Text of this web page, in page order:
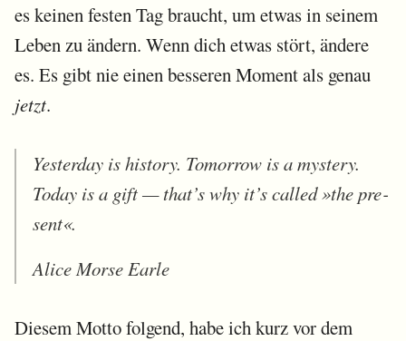
es keinen festen Tag braucht, um etwas in seinem
Leben zu ändern. Wenn dich etwas stört, ändere
es. Es gibt nie einen besseren Moment als genau
jetzt.
Yes­ter­day is histo­ry. To­mor­row is a mys­tery.
Today is a gift — that’s why it’s called »the pre­
sent«.
Alice Morse Earle
Diesem Motto folgend, habe ich kurz vor dem